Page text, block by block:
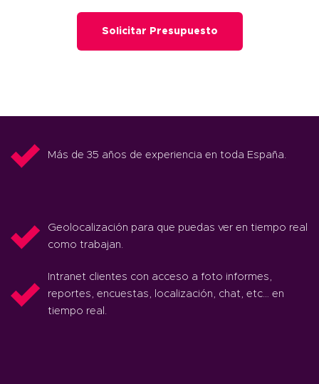
Solicitar Presupuesto
Más de 35 años de experiencia en toda España.
Geolocalización para que puedas ver en tiempo real
como trabajan.
Intranet clientes con acceso a foto informes,
reportes, encuestas, localización, chat, etc… en
tiempo real.